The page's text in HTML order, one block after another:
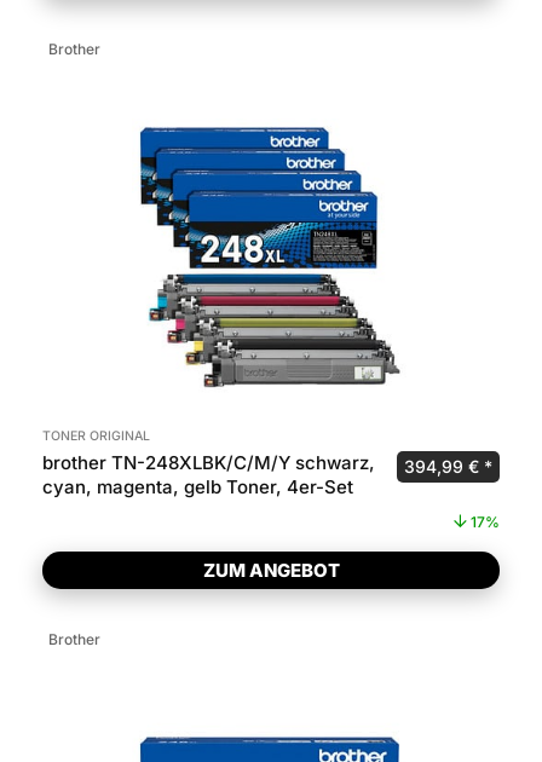
Brother
TONER ORIGINAL
brother TN-248XLBK/C/M/Y schwarz,
cyan, magenta, gelb Toner, 4er-Set
Ursprünglicher
394,99 €
17%
ZUM ANGEBOT
Brother